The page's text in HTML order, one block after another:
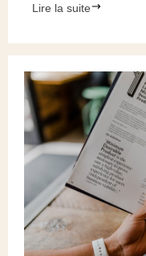
Lire la suite